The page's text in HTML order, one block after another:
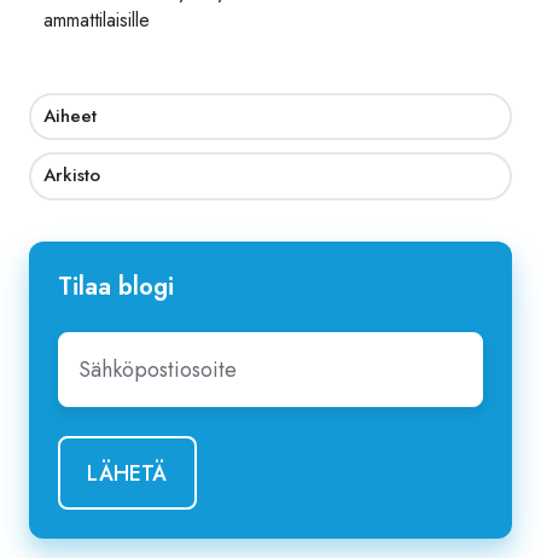
ammattilaisille
Aiheet
Arkisto
Tilaa blogi
Sähköpostiosoite